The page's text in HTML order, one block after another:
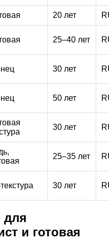
20 лет
25–40 лет
30 лет
50 лет
30 лет
25–35 лет
30 лет
для
и готовая